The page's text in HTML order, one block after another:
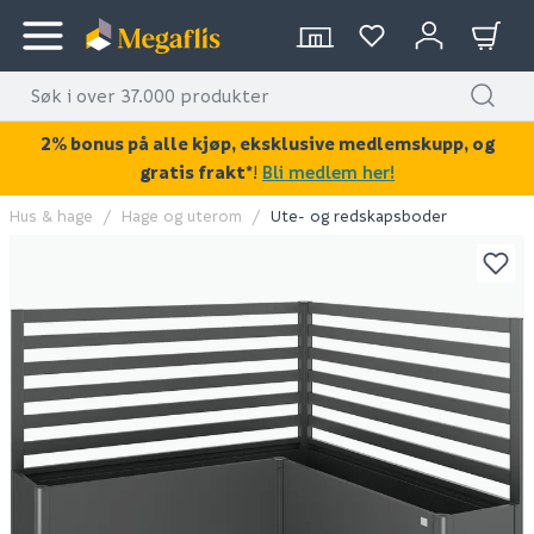
KAN DISSE VÆRE AV INTERESSE?
Hus & hage Hage og uterom Ute- og redskapsboder
2% bonus på alle kjøp, eksklusive medlemskupp, og
gratis frakt*! Bli medlem her!